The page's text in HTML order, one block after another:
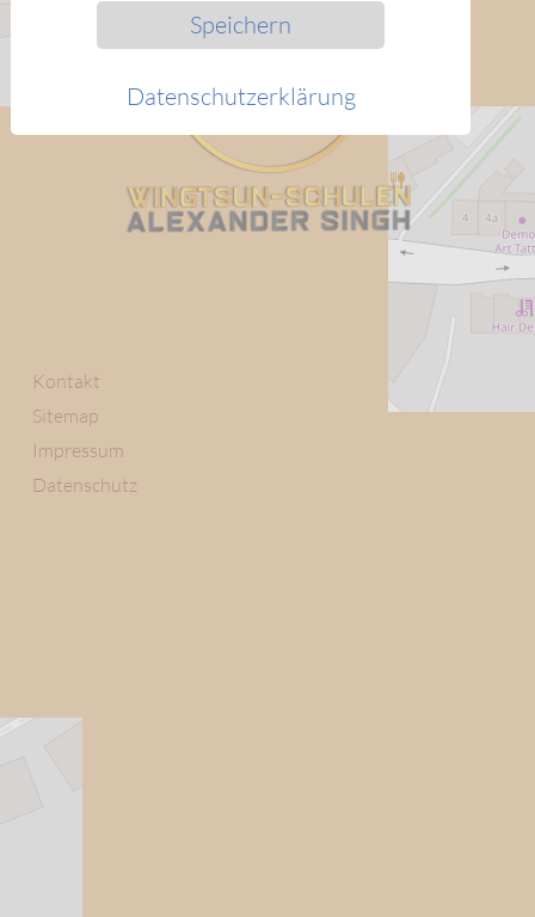
Speichern
Datenschutzerklärung
Kontakt
Sitemap
Impressum
Datenschutz